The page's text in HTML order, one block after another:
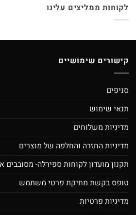
לקוחות ממליצים עלינו
קישורים שימושיים
סניפים
תנאי שימוש
מדיניות משלוחים
מדיניות החזרה והחלפה של מוצרים
תקנון מועדון לקוחות ספירלה- מסובבים
טופס בקשת מחיקת פרטי משתמש
מדיניות פרטיות